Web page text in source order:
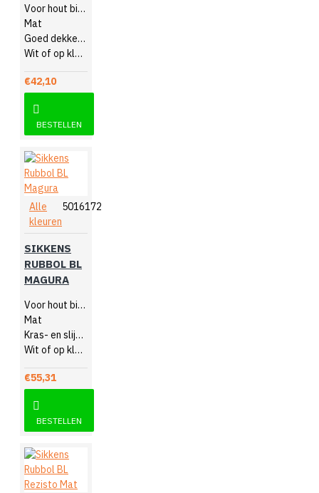
Voor hout binnen en buiten
Mat
Goed dekkend en sneldrogend
Wit of op kleur gemengd
€42,10
BESTELLEN
Alle
kleuren
5016172
SIKKENS
RUBBOL BL
MAGURA
Voor hout binnen
Mat
Kras- en slijtvast
Wit of op kleur gemengd
€55,31
BESTELLEN